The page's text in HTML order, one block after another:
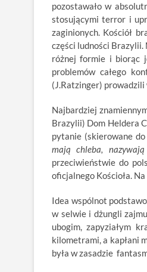
pozostawało w
stosującymi terror i
zaginionych. Kościół
części ludności
różnej formie i biorąc
problemów całego
(J.Ratzinger) prowadzili
Najbardziej
Brazylii) Dom Heldera
pytanie (skierowane
mają chleba,
przeciwieństwie do
oficjalnego Kościoła.
Idea wspólnot
w selwie i dżungli
ubogim, zapyziałym
kilometrami, a kapłani
była w zasadzie